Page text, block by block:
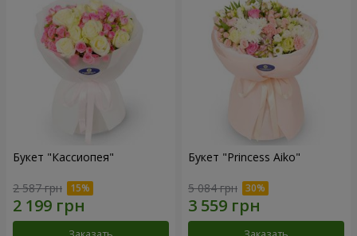
Букет "Кассиопея"
2 587 грн
Букет "Princess Aiko"
5 084 грн